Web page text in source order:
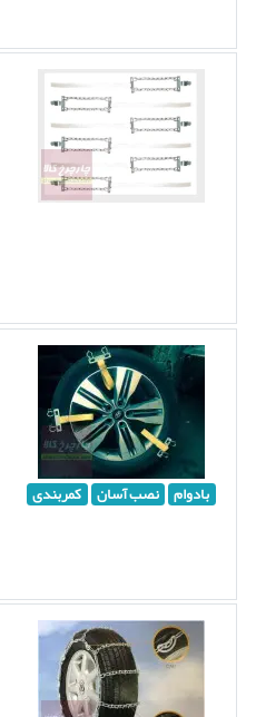
بادوام نصب آسان کمربندی